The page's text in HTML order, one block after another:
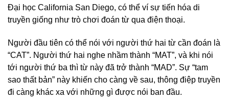
Đại học California San Diego, có thể ví sự tiến hóa di
truyền giống như trò chơi đoán từ qua điện thoại.
Người đầu tiên có thể nói với người thứ hai từ cần đoán là
“CAT”. Người thứ hai nghe nhầm thành “MAT”, và khi nói
tới người thứ ba thì từ này đã trở thành “MAD”. Sự “tam
sao thất bản” này khiến cho càng về sau, thông điệp truyền
đi càng khác xa với những gì được nói ban đầu.